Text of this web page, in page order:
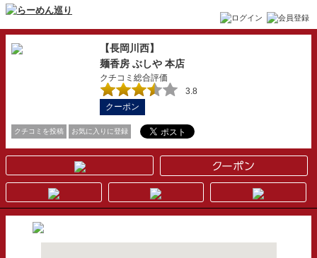
【長岡川西】
麺香房 ぶしや 本店
クチコミ総合評価
3.8
クーポン
クチコミを投稿 お気に入りに登録